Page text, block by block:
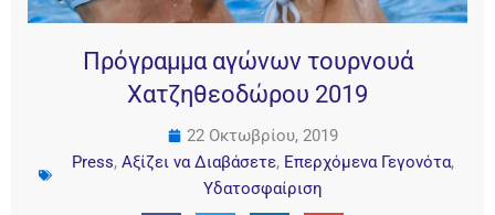
Πρόγραμμα αγώνων τουρνουά
Χατζηθεοδώρου 2019
22 Οκτωβρίου, 2019
Press, Αξίζει να Διαβάσετε, Επερχόμενα Γεγονότα,
Υδατοσφαίριση